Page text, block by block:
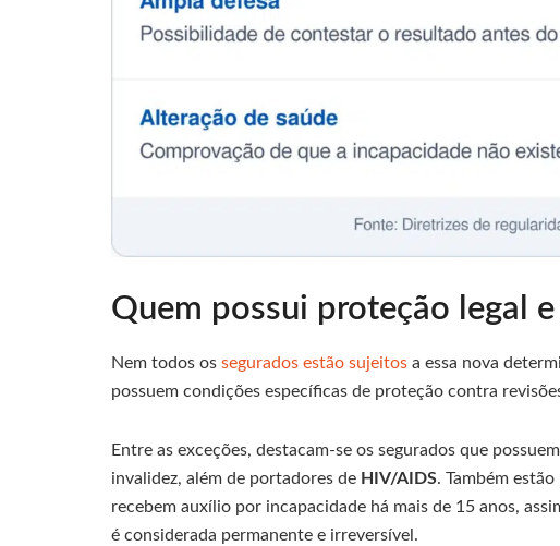
Quem possui proteção legal
Nem todos os segurados estão sujeitos a essa nova
possuem condições específicas de proteção contra
Entre as exceções, destacam-se os segurados que
invalidez, além de portadores de HIV/AIDS. Também
recebem auxílio por incapacidade há mais de 15 anos,
é considerada permanente e irreversível.